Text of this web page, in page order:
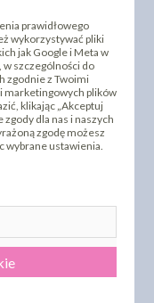
gotowe -
ciast i
w kilka minut
czekolady,
nieudanej
dla cukierni, jak i
prawidłowego
wykorzystywać pliki
jak Google i Meta w
szczególności do
zgodnie z Twoimi
marketingowych plików
klikając „Akceptuj
dla nas i naszych
zgodę możesz
wybrane ustawienia.